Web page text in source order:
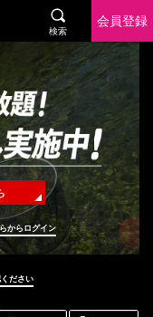
検索
会員登録
からログイン
ださい